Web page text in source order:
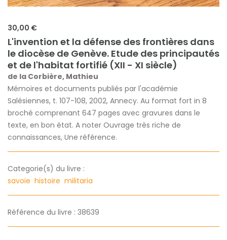
30,00 €
L'invention et la défense des frontières dans
le diocèse de Genève. Etude des principautés
et de l'habitat fortifié (XII - XI siècle)
de la Corbière, Mathieu
Mémoires et documents publiés par l'académie
Salésiennes, t. 107-108, 2002, Annecy. Au format fort in 8
broché comprenant 647 pages avec gravures dans le
texte, en bon état. A noter Ouvrage très riche de
connaissances, Une référence.
Categorie(s) du livre :
savoie histoire militaria
Référence du livre : 38639